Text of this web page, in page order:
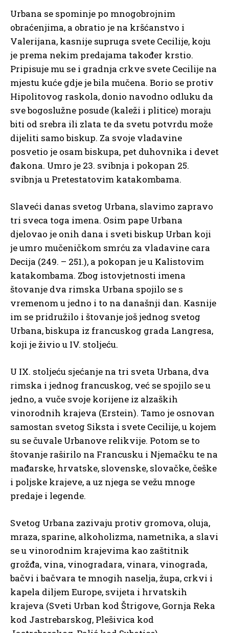
Urbana se spominje po mnogobrojnim
obraćenjima, a obratio je na kršćanstvo i
Valerijana, kasnije supruga svete Cecilije, koju
je prema nekim predajama također krstio.
Pripisuje mu se i gradnja crkve svete Cecilije na
mjestu kuće gdje je bila mučena. Borio se protiv
Hipolitovog raskola, donio navodno odluku da
sve bogoslužne posude (kaleži i plitice) moraju
biti od srebra ili zlata te da svetu potvrdu može
dijeliti samo biskup. Za svoje vladavine
posvetio je osam biskupa, pet duhovnika i devet
đakona. Umro je 23. svibnja i pokopan 25.
svibnja u Pretestatovim katakombama.
Slaveći danas svetog Urbana, slavimo zapravo
tri sveca toga imena. Osim pape Urbana
djelovao je onih dana i sveti biskup Urban koji
je umro mučeničkom smrću za vladavine cara
Decija (249. – 251.), a pokopan je u Kalistovim
katakombama. Zbog istovjetnosti imena
štovanje dva rimska Urbana spojilo se s
vremenom u jedno i to na današnji dan. Kasnije
im se pridružilo i štovanje još jednog svetog
Urbana, biskupa iz francuskog grada Langresa,
koji je živio u IV. stoljeću.
U IX. stoljeću sjećanje na tri sveta Urbana, dva
rimska i jednog francuskog, već se spojilo se u
jedno, a vuče svoje korijene iz alzaških
vinorodnih krajeva (Erstein). Tamo je osnovan
samostan svetog Siksta i svete Cecilije, u kojem
su se čuvale Urbanove relikvije. Potom se to
štovanje raširilo na Francusku i Njemačku te na
mađarske, hrvatske, slovenske, slovačke, češke
i poljske krajeve, a uz njega se vežu mnoge
predaje i legende.
Svetog Urbana zazivaju protiv gromova, oluja,
mraza, sparine, alkoholizma, nametnika, a slavi
se u vinorodnim krajevima kao zaštitnik
grožđa, vina, vinogradara, vinara, vinograda,
bačvi i bačvara te mnogih naselja, župa, crkvi i
kapela diljem Europe, svijeta i hrvatskih
krajeva (Sveti Urban kod Štrigove, Gornja Reka
kod Jastrebarskog, Plešivica kod